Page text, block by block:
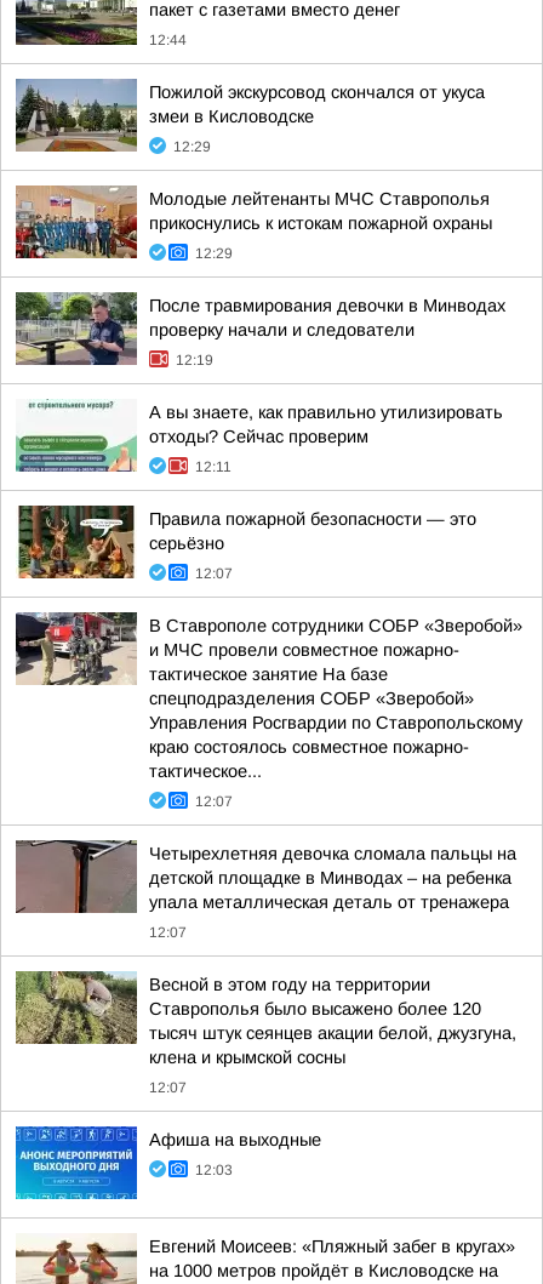
пакет с газетами вместо денег
12:44
Пожилой экскурсовод скончался от укуса
змеи в Кисловодске
12:29
Молодые лейтенанты МЧС Ставрополья
прикоснулись к истокам пожарной охраны
12:29
После травмирования девочки в Минводах
проверку начали и следователи
12:19
А вы знаете, как правильно утилизировать
отходы? Сейчас проверим
12:11
Правила пожарной безопасности — это
серьёзно
12:07
В Ставрополе сотрудники СОБР «Зверобой»
и МЧС провели совместное пожарно-
тактическое занятие На базе
спецподразделения СОБР «Зверобой»
Управления Росгвардии по Ставропольскому
краю состоялось совместное пожарно-
тактическое...
12:07
Четырехлетняя девочка сломала пальцы на
детской площадке в Минводах – на ребенка
упала металлическая деталь от тренажера
12:07
Весной в этом году на территории
Ставрополья было высажено более 120
тысяч штук сеянцев акации белой, джузгуна,
клена и крымской сосны
12:07
Афиша на выходные
12:03
Евгений Моисеев: «Пляжный забег в кругах»
на 1000 метров пройдёт в Кисловодске на